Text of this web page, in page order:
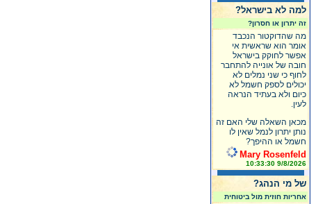
למה לא בישראל?
זה יתרון או חסרון?
מה שהדוקטור הנכבד
אומר הוא שראשית אי
אפשר לחוקק בישראל
חובה של אונייה להתחבר
לחוף כי שני נמלים לא
יכולים לספק חשמל לא
כיום ולא בעתיד הנראה
לעין.
מכאן השאלה שלי האם זה
נותן יתרון לנמל שאין לו
חשמל או ההיפך?
Mary Rosenfeld
9/8/2026 10:33:30
של מי הנהג?
אחריות חוזית מול ביטוחית